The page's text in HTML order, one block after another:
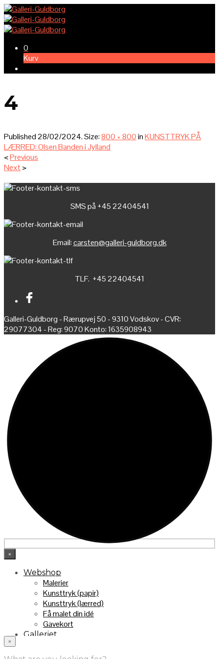
0
Kurv
4
Published28/02/2024. Size:800 × 800inKUNSTTRYK PÅ
LÆRRED: Olsen Banden i Jylland
<Previous
Next>
SMS på +45 22404541
Email:carsten@galleri-guldborg.dk
TLF. +45 22404541
Galleri-Guldborg - Rærupvej 50 - 9310 Vodskov - CVR:
29077304 - Reg: 9070 Konto: 1635908943
×
Webshop
Malerier
Kunsttryk (papir)
Kunsttryk (lærred)
Få malet din idé
Gavekort
Galleriet
Handelsebetingelser
×